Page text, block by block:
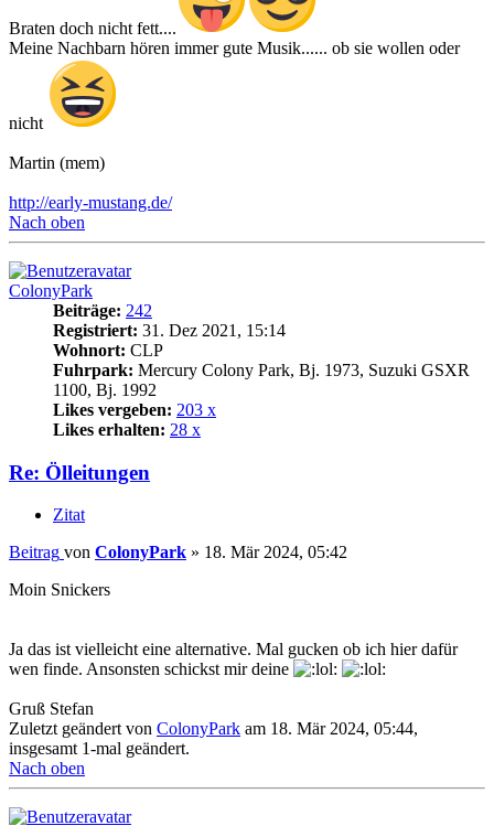
Braten doch nicht fett....
Meine Nachbarn hören immer gute Musik...... ob sie wollen oder
nicht
Martin (mem)
http://early-mustang.de/
Nach oben
ColonyPark
Beiträge: 242
Registriert: 31. Dez 2021, 15:14
Wohnort: CLP
Fuhrpark: Mercury Colony Park, Bj. 1973, Suzuki GSXR
1100, Bj. 1992
Likes vergeben: 203 x
Likes erhalten: 28 x
Re: Ölleitungen
Zitat
Beitrag von ColonyPark » 18. Mär 2024, 05:42
Moin Snickers
Ja das ist vielleicht eine alternative. Mal gucken ob ich hier dafür
wen finde. Ansonsten schickst mir deine
Gruß Stefan
Zuletzt geändert von ColonyPark am 18. Mär 2024, 05:44,
insgesamt 1-mal geändert.
Nach oben